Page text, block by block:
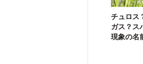
チュロス
ガス？ス
現象の名